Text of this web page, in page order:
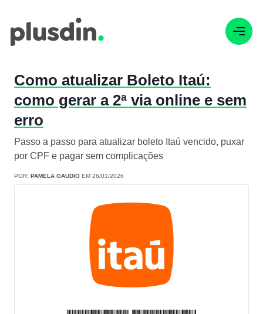
Como atualizar Boleto Itaú:
como gerar a 2ª via online e sem
erro
Passo a passo para atualizar boleto Itaú vencido, puxar
por CPF e pagar sem complicações
POR: PAMELA GAUDIO EM 26/01/2026